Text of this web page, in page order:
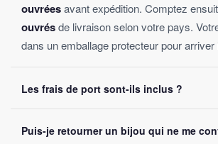
ouvréesavant expédition. Comptez
ouvrésde livraison selon votre pays.
dans un emballage protecteur pour arriver
Les frais de port sont-ils inclus ?
sans montant minimum d'achat. Votre
Puis-je retourner un bijou qui ne me